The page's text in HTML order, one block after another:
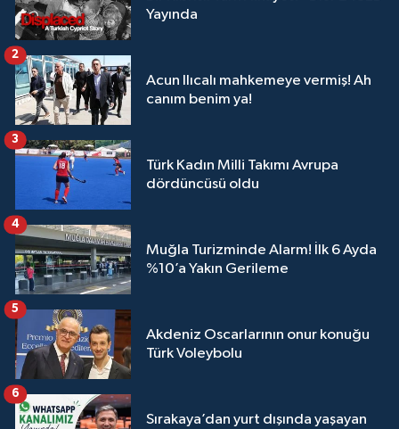
Yayında
Acun Ilıcalı mahkemeye vermiş! Ah
canım benim ya!
2
Türk Kadın Milli Takımı Avrupa
dördüncüsü oldu
3
Muğla Turizminde Alarm! İlk 6 Ayda
%10’a Yakın Gerileme
4
Akdeniz Oscarlarının onur konuğu
Türk Voleybolu
5
Sırakaya’dan yurt dışında yaşayan
6